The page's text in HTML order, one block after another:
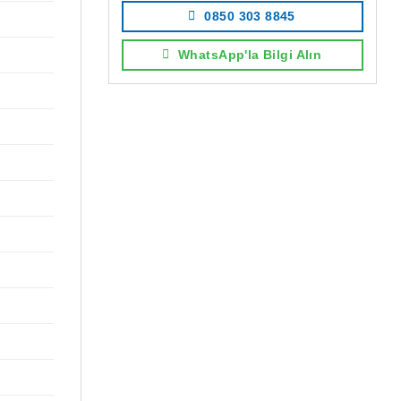
0850 303 8845
WhatsApp'la Bilgi Alın